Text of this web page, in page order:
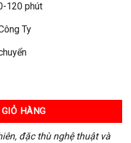
120 phút
Ty
HÀNG
đặc thù nghệ thuật và